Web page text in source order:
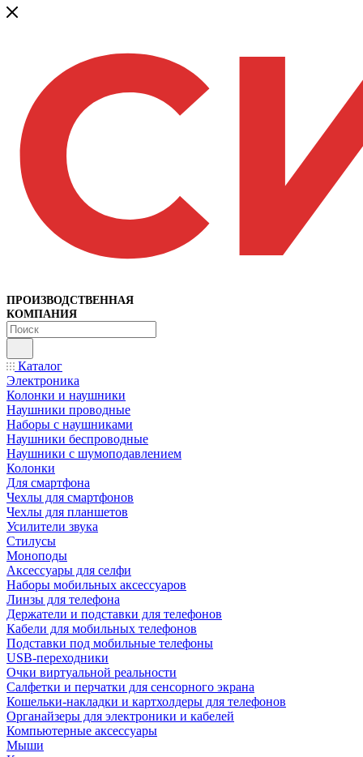
ПРОИЗВОДСТВЕННАЯ
КОМПАНИЯ
Каталог
Электроника
Колонки и наушники
Наушники проводные
Наборы с наушниками
Наушники беспроводные
Наушники с шумоподавлением
Колонки
Для смартфона
Чехлы для смартфонов
Чехлы для планшетов
Усилители звука
Стилусы
Моноподы
Аксессуары для селфи
Наборы мобильных аксессуаров
Линзы для телефона
Держатели и подставки для телефонов
Кабели для мобильных телефонов
Подставки под мобильные телефоны
USB-переходники
Очки виртуальной реальности
Салфетки и перчатки для сенсорного экрана
Кошельки-накладки и картхолдеры для телефонов
Органайзеры для электроники и кабелей
Компьютерные аксессуары
Мыши